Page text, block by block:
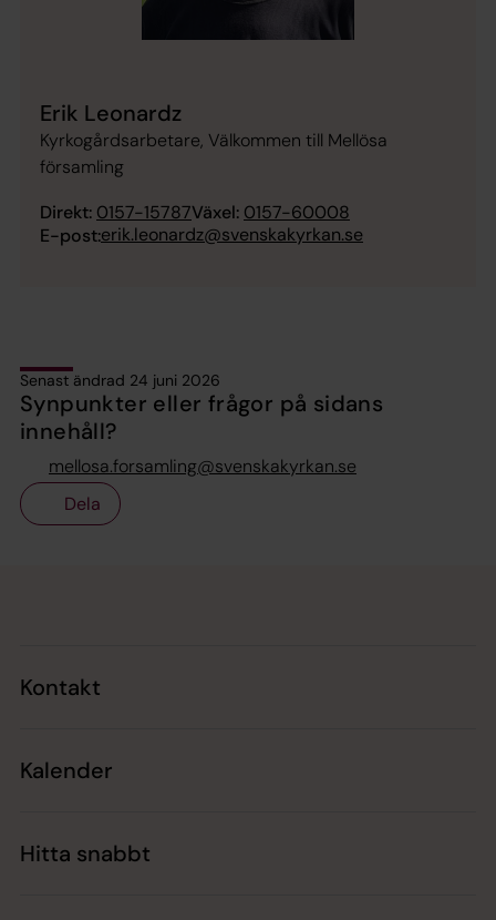
Erik Leonardz
Kyrkogårdsarbetare, Välkommen till Mellösa
församling
Direkt: 0157-15787Växel: 0157-60008
E-post:erik.leonardz@svenskakyrkan.se
Senast ändrad 24 juni 2026
Synpunkter eller frågor på sidans
innehåll?
mellosa.forsamling@svenskakyrkan.se
Dela
Kontakt
Kalender
Hitta snabbt